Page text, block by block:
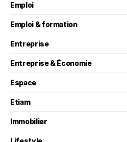
Emploi
Emploi & formation
Entreprise
Entreprise & Économie
Espace
Etiam
Immobilier